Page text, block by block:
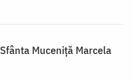
Sfânta Muceniță Marcela